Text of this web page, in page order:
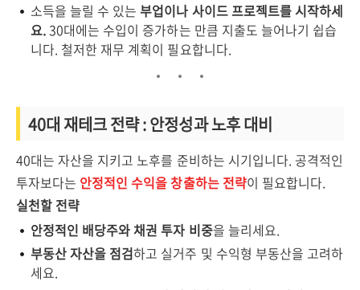
소득을 늘릴 수 있는부업이나 사이드 프로젝트를 시작하세
요.30대에는 수입이 증가하는 만큼 지출도 늘어나기 쉽습
니다. 철저한 재무 계획이 필요합니다.
40대 재테크 전략 : 안정성과 노후 대비
40대는 자산을 지키고 노후를 준비하는 시기입니다. 공격적인
투자보다는 안정적인 수익을 창출하는 전략이 필요합니다.
실천할 전략
안정적인 배당주와 채권 투자 비중을 늘리세요.
부동산 자산을 점검하고 실거주 및 수익형 부동산을 고려하
세요.